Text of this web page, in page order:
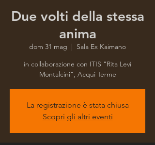
Due volti della stessa
anima
dom 31 mag
  |
Sala Ex Kaimano
in collaborazione con ITIS "Rita Levi
Montalcini", Acqui Terme
La registrazione è stata chiusa
Scopri gli altri eventi